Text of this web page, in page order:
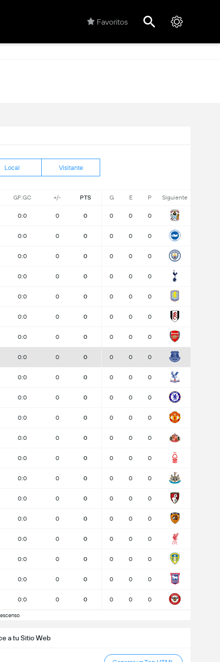
Favoritos
Local Visitante
GF:GC +/- PTS G E P Siguiente
0:0 0 0 0 0 0
0:0 0 0 0 0 0
0:0 0 0 0 0 0
0:0 0 0 0 0 0
0:0 0 0 0 0 0
0:0 0 0 0 0 0
0:0 0 0 0 0 0
0:0 0 0 0 0 0
0:0 0 0 0 0 0
0:0 0 0 0 0 0
0:0 0 0 0 0 0
0:0 0 0 0 0 0
0:0 0 0 0 0 0
0:0 0 0 0 0 0
0:0 0 0 0 0 0
0:0 0 0 0 0 0
0:0 0 0 0 0 0
0:0 0 0 0 0 0
0:0 0 0 0 0 0
0:0 0 0 0 0 0
a tu Sitio Web